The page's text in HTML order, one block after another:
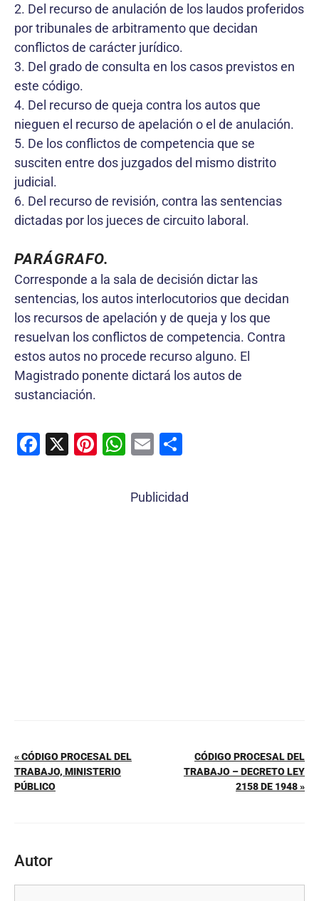
2. Del recurso de anulación de los laudos proferidos
por tribunales de arbitramento que decidan
conflictos de carácter jurídico.
3. Del grado de consulta en los casos previstos en
este código.
4. Del recurso de queja contra los autos que
nieguen el recurso de apelación o el de anulación.
5. De los conflictos de competencia que se
susciten entre dos juzgados del mismo distrito
judicial.
6. Del recurso de revisión, contra las sentencias
dictadas por los jueces de circuito laboral.
PARÁGRAFO.
Corresponde a la sala de decisión dictar las
sentencias, los autos interlocutorios que decidan
los recursos de apelación y de queja y los que
resuelvan los conflictos de competencia. Contra
estos autos no procede recurso alguno. El
Magistrado ponente dictará los autos de
sustanciación.
F
X
Pi W
at
E
ai m
Publicidad
« CÓDIGO PROCESAL DEL
TRABAJO, MINISTERIO
PÚBLICO
CÓDIGO PROCESAL DEL
TRABAJO – DECRETO LEY
2158 DE 1948 »
Autor